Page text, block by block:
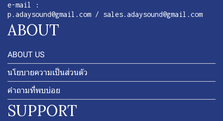
e-mail :
p.adaysound@gmail.com / sales.adaysound@gmail.com
ABOUT
ABOUT US
นโยบายความเป็นส่วนตัว
คำถามที่พบบ่อย
SUPPORT